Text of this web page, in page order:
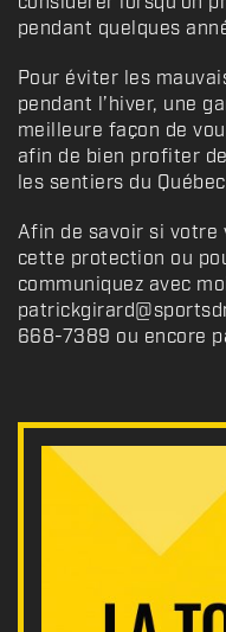
pendant quelques
Pour éviter les
pendant l’hiver, une
meilleure façon de
afin de bien profiter
les sentiers du
Afin de savoir si votre
cette protection ou
communiquez avec
668-7389 ou encore
N